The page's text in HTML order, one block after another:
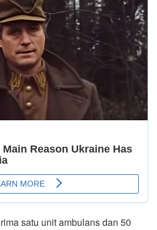
satu unit ambulans dan 50